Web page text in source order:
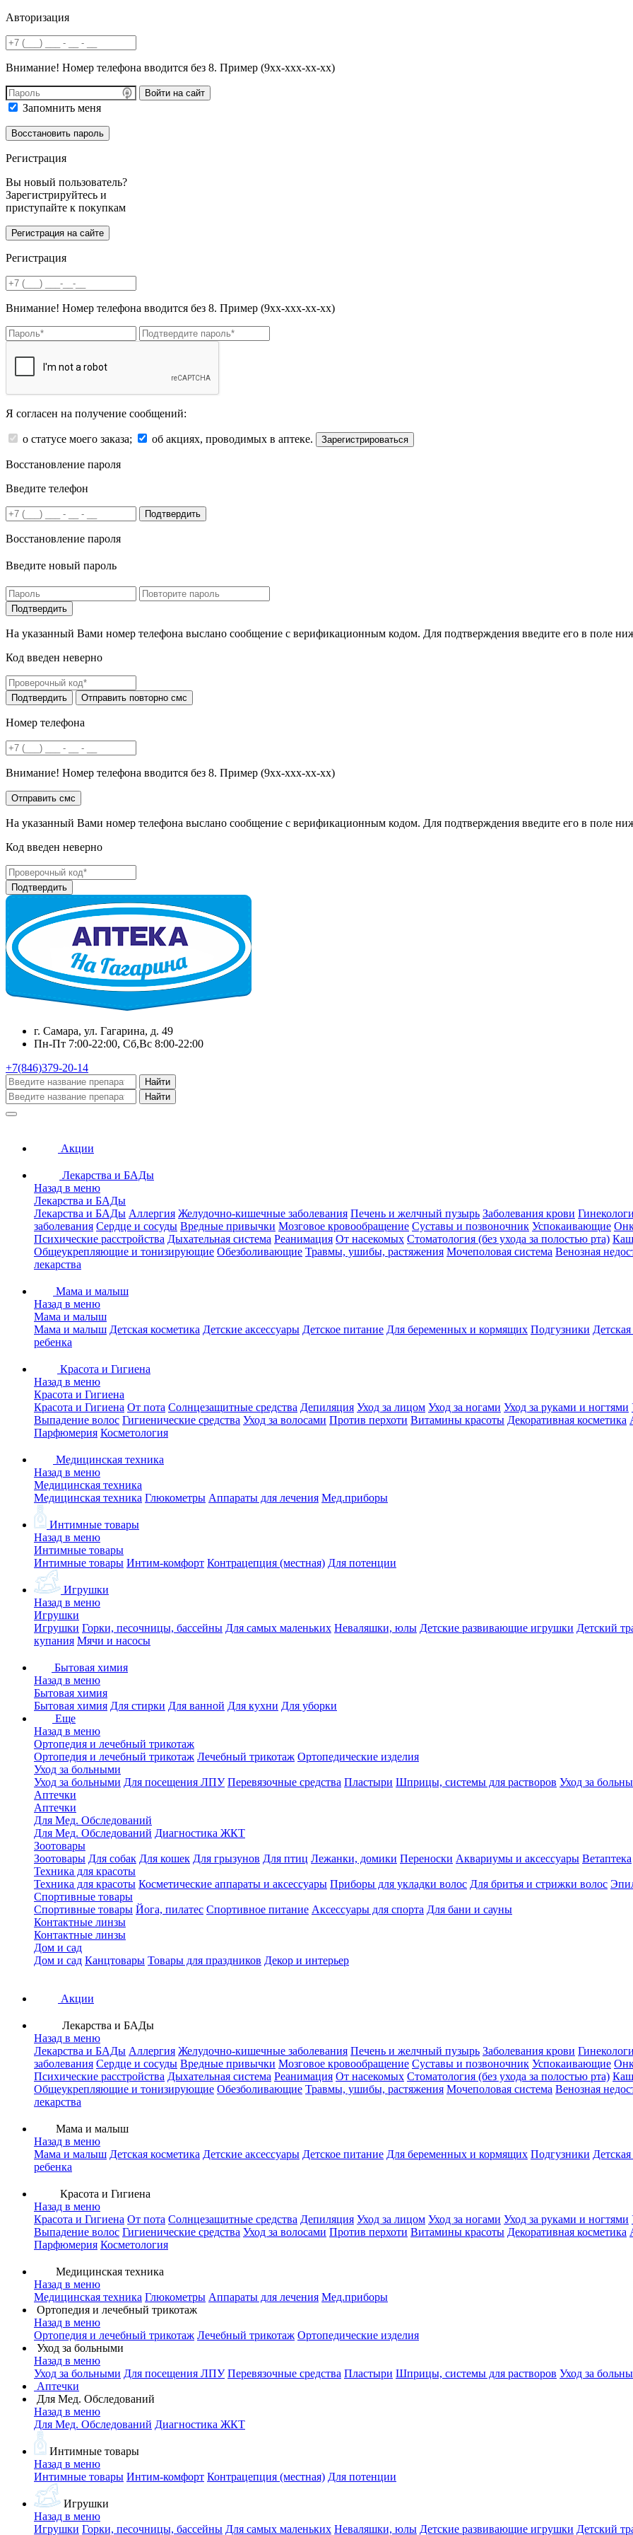
Авторизация
Внимание! Номер телефона вводится без 8. Пример (9хх-ххх-хх-хх)
Войти на сайт
Запомнить меня
Регистрация
Вы новый пользователь?
Зарегистрируйтесь и
приступайте к покупкам
Регистрация
Внимание! Номер телефона вводится без 8. Пример (9хх-ххх-хх-хх)
Я согласен на получение сообщений:
о статусе моего заказа; об акциях, проводимых в аптеке. Зарегистрироваться
Восстановление пароля
Введите телефон
Подтвердить
Восстановление пароля
Введите новый пароль
На указанный Вами номер телефона выслано сообщение с верификационным кодом. Для подтверждения введите его в поле
Код введен неверно
Номер телефона
Внимание! Номер телефона вводится без 8. Пример (9хх-ххх-хх-хх)
На указанный Вами номер телефона выслано сообщение с верификационным кодом. Для подтверждения введите его в поле
Код введен неверно
г. Самара, ул. Гагарина, д. 49
Пн-Пт 7:00-22:00, Сб,Вс 8:00-22:00
+7(846)379-20-14
Найти
Найти
Акции
Лекарства и БАДы
Назад в меню
Лекарства и БАДы
Лекарства и БАДы Аллергия Желудочно-кишечные заболевания Печень и желчный пузырь Заболевания крови
заболевания Сердце и сосуды Вредные привычки Мозговое кровообращение Суставы и позвоночник Успокаивающие
Психические расстройства Дыхательная система Реанимация От насекомых Стоматология (без ухода за полостью рта)
Общеукрепляющие и тонизирующие Обезболивающие Травмы, ушибы, растяжения Мочеполовая система Венозная
лекарства
Мама и малыш
Назад в меню
Мама и малыш
Мама и малыш Детская косметика Детские аксессуары Детское питание Для беременных и кормящих Подгузники
ребенка
Красота и Гигиена
Назад в меню
Красота и Гигиена
Красота и Гигиена От пота Солнцезащитные средства Депиляция Уход за лицом Уход за ногами Уход за руками и ногтями
Выпадение волос Гигиенические средства Уход за волосами Против перхоти Витамины красоты Декоративная косметика
Парфюмерия Косметология
Медицинская техника
Назад в меню
Медицинская техника
Медицинская техника Глюкометры Аппараты для лечения Мед.приборы
Интимные товары
Назад в меню
Интимные товары
Интимные товары Интим-комфорт Контрацепция (местная) Для потенции
Игрушки
Назад в меню
Игрушки
Игрушки Горки, песочницы, бассейны Для самых маленьких Неваляшки, юлы Детские развивающие игрушки Детский
купания Мячи и насосы
Бытовая химия
Назад в меню
Бытовая химия
Бытовая химия Для стирки Для ванной Для кухни Для уборки
Еще
Назад в меню
Ортопедия и лечебный трикотаж
Ортопедия и лечебный трикотаж Лечебный трикотаж Ортопедические изделия
Уход за больными
Уход за больными Для посещения ЛПУ Перевязочные средства Пластыри Шприцы, системы для растворов Уход за
Аптечки
Аптечки
Для Мед. Обследований
Для Мед. Обследований Диагностика ЖКТ
Зоотовары
Зоотовары Для собак Для кошек Для грызунов Для птиц Лежанки, домики Переноски Аквариумы и аксессуары Ветаптека
Техника для красоты
Техника для красоты Косметические аппараты и аксессуары Приборы для укладки волос Для бритья и стрижки волос
Спортивные товары
Спортивные товары Йога, пилатес Спортивное питание Аксессуары для спорта Для бани и сауны
Контактные линзы
Контактные линзы
Дом и сад
Дом и сад Канцтовары Товары для праздников Декор и интерьер
Акции
Лекарства и БАДы
Назад в меню
Лекарства и БАДы Аллергия Желудочно-кишечные заболевания Печень и желчный пузырь Заболевания крови
заболевания Сердце и сосуды Вредные привычки Мозговое кровообращение Суставы и позвоночник Успокаивающие
Психические расстройства Дыхательная система Реанимация От насекомых Стоматология (без ухода за полостью рта)
Общеукрепляющие и тонизирующие Обезболивающие Травмы, ушибы, растяжения Мочеполовая система Венозная
лекарства
Мама и малыш
Назад в меню
Мама и малыш Детская косметика Детские аксессуары Детское питание Для беременных и кормящих Подгузники
ребенка
Красота и Гигиена
Назад в меню
Красота и Гигиена От пота Солнцезащитные средства Депиляция Уход за лицом Уход за ногами Уход за руками и ногтями
Выпадение волос Гигиенические средства Уход за волосами Против перхоти Витамины красоты Декоративная косметика
Парфюмерия Косметология
Медицинская техника
Назад в меню
Медицинская техника Глюкометры Аппараты для лечения Мед.приборы
Ортопедия и лечебный трикотаж
Назад в меню
Ортопедия и лечебный трикотаж Лечебный трикотаж Ортопедические изделия
Уход за больными
Назад в меню
Уход за больными Для посещения ЛПУ Перевязочные средства Пластыри Шприцы, системы для растворов Уход за
Аптечки
Для Мед. Обследований
Назад в меню
Для Мед. Обследований Диагностика ЖКТ
Интимные товары
Назад в меню
Интимные товары Интим-комфорт Контрацепция (местная) Для потенции
Игрушки
Назад в меню
Игрушки Горки, песочницы, бассейны Для самых маленьких Неваляшки, юлы Детские развивающие игрушки Детский